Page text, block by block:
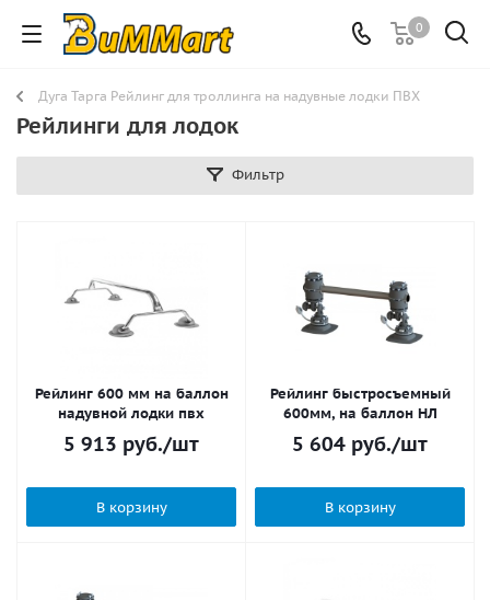
0
Дуга Тарга Рейлинг для троллинга на надувные лодки ПВХ
Рейлинги для лодок
Фильтр
Рейлинг 600 мм на баллон
надувной лодки пвх
5 913 руб./шт
В корзину
Рейлинг быстросъемный
600мм, на баллон НЛ
5 604 руб./шт
В корзину